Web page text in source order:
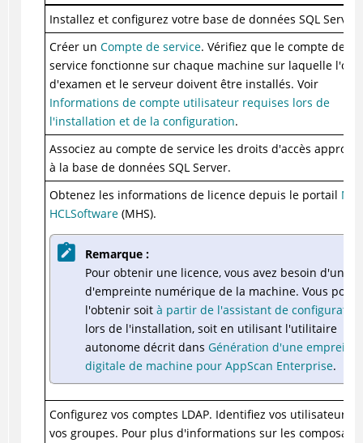
Installez et configurez votre base de données SQL Server.
Créer un Compte de service. Vérifiez que le compte de
service fonctionne sur chaque machine sur laquelle
d'examen et le serveur doivent être installés. Voir
Informations de compte utilisateur requises lors de
l'installation et de la configuration.
Associez au compte de service les droits d'accès
à la base de données SQL Server.
Obtenez les informations de licence depuis le portail My
HCLSoftware(MHS).
Remarque :
Pour obtenir une licence, vous avez besoin d'une
d'empreinte numérique de la machine. Vous
l'obtenir soit à partir de l'assistant de configuration
lors de l'installation, soit en utilisant l'utilitaire
autonome décrit dans Génération d'une empreinte
digitale de machine pour AppScan Enterprise.
Configurez vos comptes LDAP. Identifiez vos utilisateurs
vos groupes. Pour plus d'informations sur les